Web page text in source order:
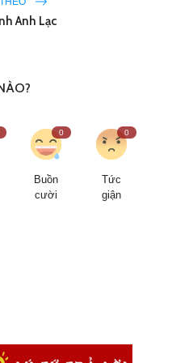
Anh Lạc
0
Buồn
cười
0
Tức
giận